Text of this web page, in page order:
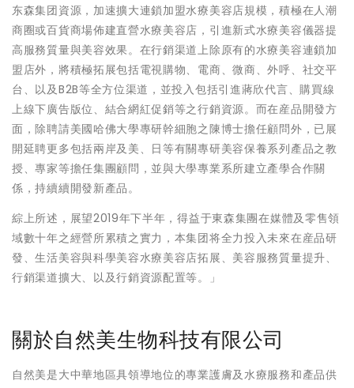
东森集团資源，加速擴大連鎖加盟水療美容店規模，積極在人潮
商圈或百貨商場佈建直營水療美容店，引進新式水療美容儀器提
高服務質量與美容效果。在行銷渠道上除原有的水療美容連鎖加
盟店外，將積極拓展包括電視購物、電商、微商、外呼、社交平
台、以及B2B等全方位渠道，並投入包括引進蔣欣代言、購買線
上線下廣告版位、結合網紅促銷等之行銷資源。而在産品開發方
面，除聘請美國哈佛大學專研幹細胞之陳博士擔任顧問外，已展
開延聘更多包括兩岸及美、日等有關專研美容保養系列產品之教
授、專家等擔任集團顧問，並與大學專業系所建立產學合作關
係，持續續開發新產品。
綜上所述，展望2019年下半年，得益于東森集團在媒體及零售領
域數十年之經營所累積之實力，本集团将全力投入未來在産品研
發、生活美容與科學美容水療美容店拓展、美容服務質量提升、
行銷渠道擴大、以及行銷資源配置等。」
關於自然美生物科技有限公司
自然美是大中華地區具領導地位的專業護膚及水療服務和產品供